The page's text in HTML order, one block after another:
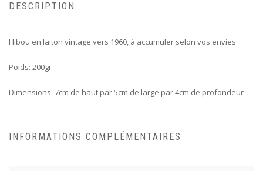
DESCRIPTION
Hibou en laiton vintage vers 1960, à accumuler selon vos envies
Poids: 200gr
Dimensions: 7cm de haut par 5cm de large par 4cm de profondeur
INFORMATIONS COMPLÉMENTAIRES